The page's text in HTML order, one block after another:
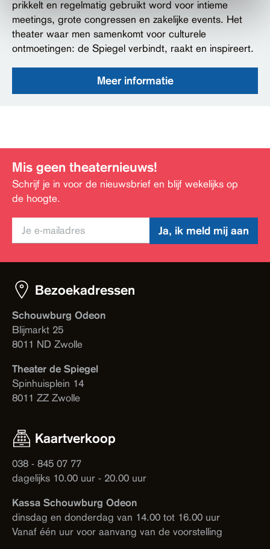
prikkelt en regelmatig gebruikt word voor intieme
meetings, grote congressen en zakelijke events. Het
theater waar men samenkomt voor culturele
ontmoetingen: de Spiegel verbindt, raakt en inspireert.
Meer informatie
Mis geen theaternieuws!
Schrijf je in voor de nieuwsbrief en blijf wekelijks op
de hoogte.
Ja, ik meld mij aan
Bezoekadressen
Schouwburg Odeon
Blijmarkt 25
8011 ND Zwolle
Theater de Spiegel
Spinhuisplein 14
8011 ZZ Zwolle
Kaartverkoop
038 - 845 07 77
dagelijks 10.00 uur - 20.00 uur
Kassa Schouwburg Odeon
dinsdag en donderdag van 14.00 tot 16.00 uur
Vanaf één uur voor aanvang van de voorstelling